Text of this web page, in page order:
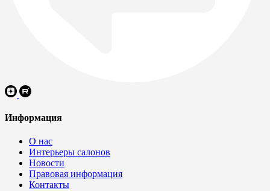
Информация
О нас
Интерьеры салонов
Новости
Правовая информация
Контакты